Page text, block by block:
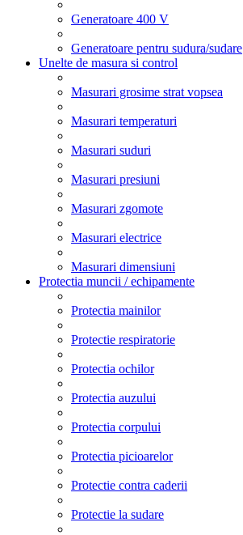
Generatoare 400 V
Generatoare pentru sudura/sudare
Unelte de masura si control
Masurari grosime strat vopsea
Masurari temperaturi
Masurari suduri
Masurari presiuni
Masurari zgomote
Masurari electrice
Masurari dimensiuni
Protectia muncii / echipamente
Protectia mainilor
Protectie respiratorie
Protectia ochilor
Protectia auzului
Protectia corpului
Protectia picioarelor
Protectie contra caderii
Protectie la sudare